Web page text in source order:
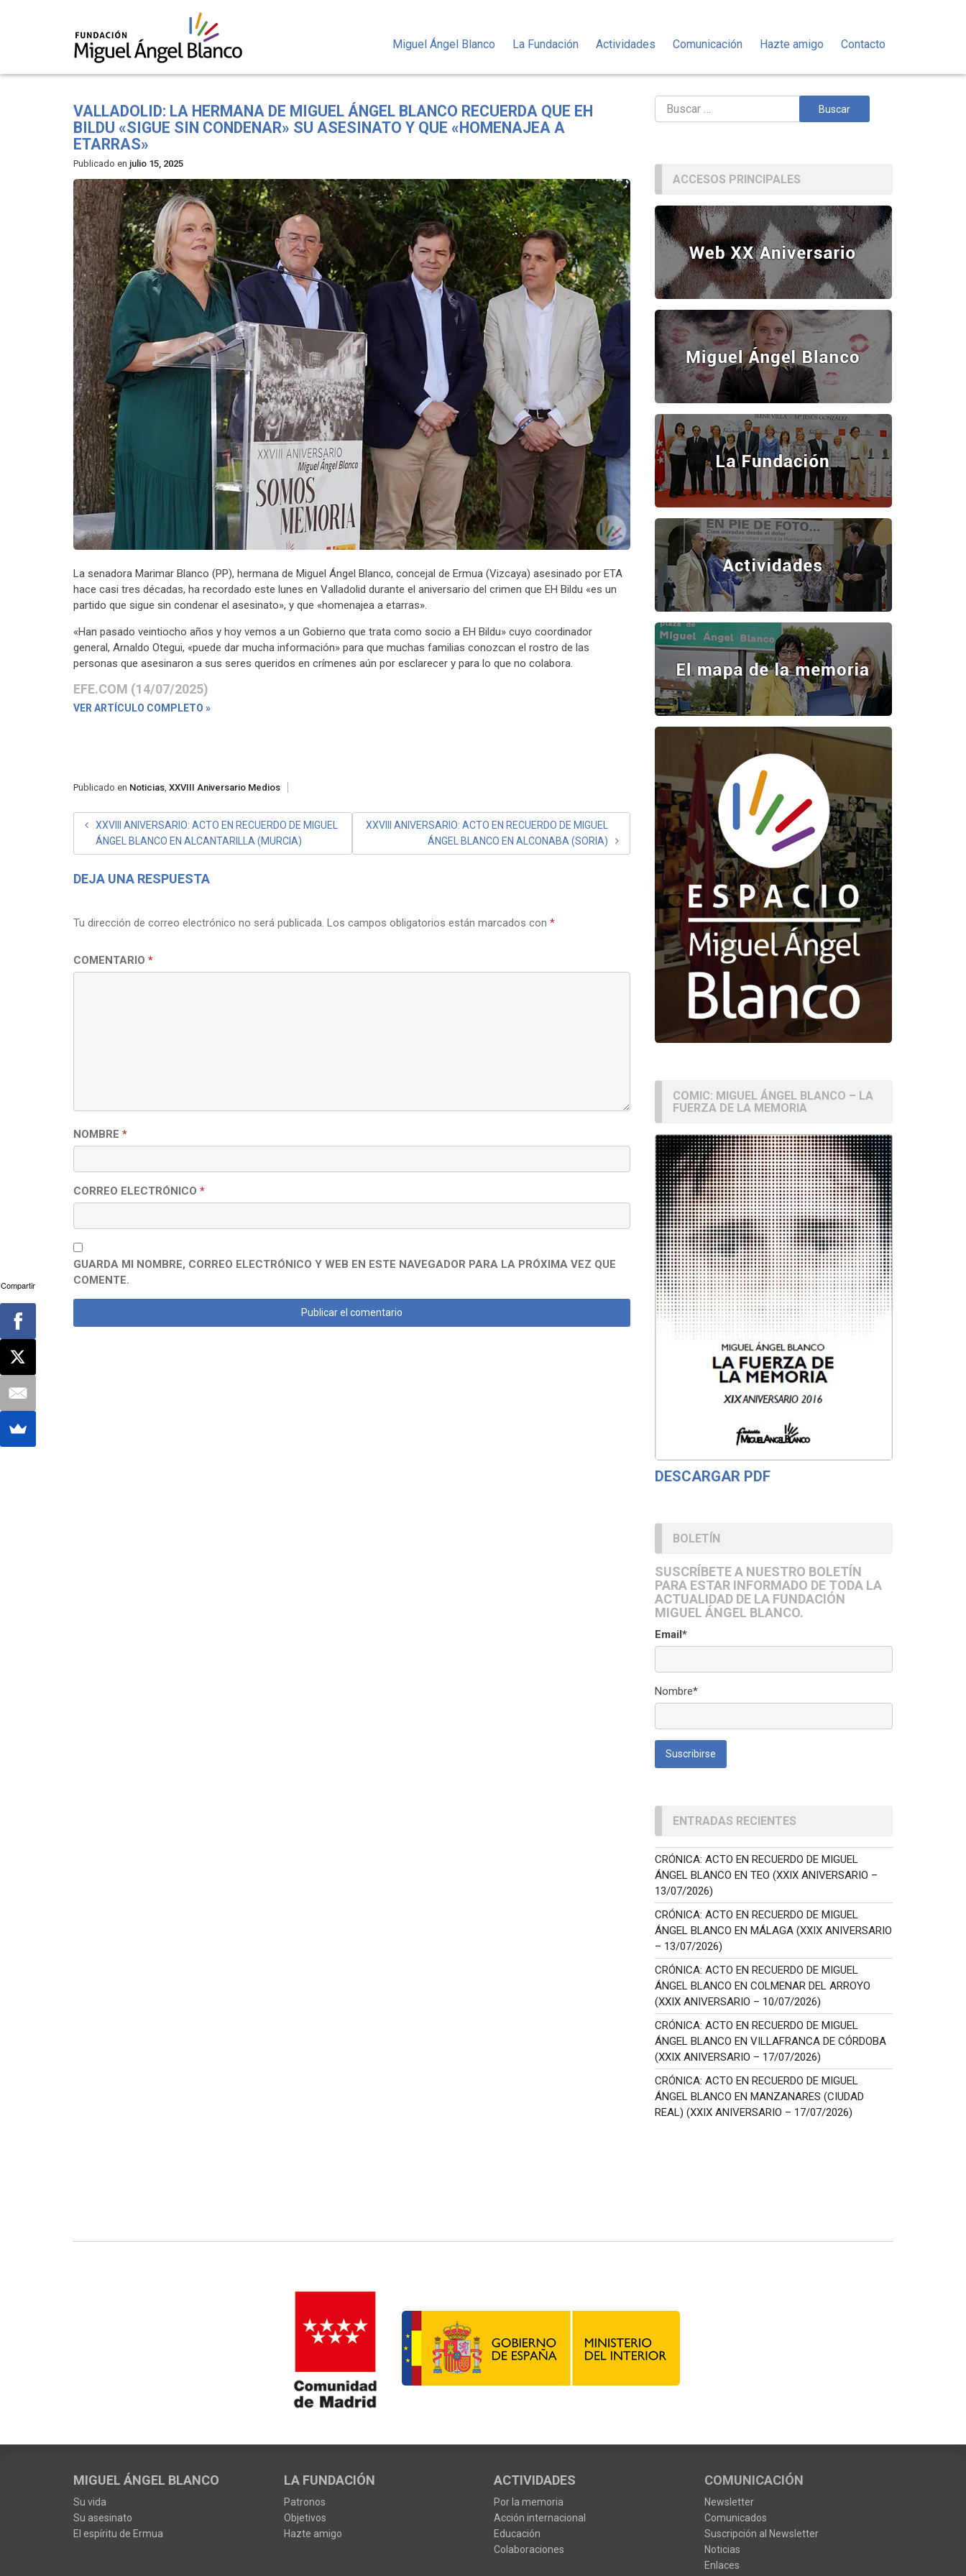
Miguel Ángel Blanco La Fundación Actividades Comunicación Hazte amigo Contacto
VALLADOLID: LA HERMANA DE MIGUEL ÁNGEL BLANCO RECUERDA QUE EH
BILDU «SIGUE SIN CONDENAR» SU ASESINATO Y QUE «HOMENAJEA A
ETARRAS»
Publicado en julio 15, 2025
La senadora Marimar Blanco (PP), hermana de Miguel Ángel Blanco, concejal de Ermua (Vizcaya) asesinado por ETA
hace casi tres décadas, ha recordado este lunes en Valladolid durante el aniversario del crimen que EH Bildu «es un
partido que sigue sin condenar el asesinato», y que «homenajea a etarras».
«Han pasado veintiocho años y hoy vemos a un Gobierno que trata como socio a EH Bildu» cuyo coordinador
general, Arnaldo Otegui, «puede dar mucha información» para que muchas familias conozcan el rostro de las
personas que asesinaron a sus seres queridos en crímenes aún por esclarecer y para lo que no colabora.
EFE.COM (14/07/2025)
VER ARTÍCULO COMPLETO »
Publicado en Noticias, XXVIII Aniversario Medios
NAVEGACIÓN
DE
ENTRADAS
XXVIII ANIVERSARIO: ACTO EN RECUERDO DE MIGUEL
ÁNGEL BLANCO EN ALCANTARILLA (MURCIA)
XXVIII ANIVERSARIO: ACTO EN RECUERDO DE MIGUEL
ÁNGEL BLANCO EN ALCONABA (SORIA)
DEJA UNA RESPUESTA
Tu dirección de correo electrónico no será publicada. Los campos obligatorios están marcados con *
COMENTARIO *
NOMBRE *
CORREO ELECTRÓNICO *
GUARDA MI NOMBRE, CORREO ELECTRÓNICO Y WEB EN ESTE NAVEGADOR PARA LA PRÓXIMA VEZ QUE
COMENTE.
Buscar:
ACCESOS PRINCIPALES
COMIC: MIGUEL ÁNGEL BLANCO – LA
FUERZA DE LA MEMORIA
DESCARGAR PDF
BOLETÍN
SUSCRÍBETE A NUESTRO BOLETÍN
PARA ESTAR INFORMADO DE TODA LA
ACTUALIDAD DE LA FUNDACIÓN
MIGUEL ÁNGEL BLANCO.
Email*
Nombre*
ENTRADAS RECIENTES
CRÓNICA: ACTO EN RECUERDO DE MIGUEL
ÁNGEL BLANCO EN TEO (XXIX ANIVERSARIO –
13/07/2026)
CRÓNICA: ACTO EN RECUERDO DE MIGUEL
ÁNGEL BLANCO EN MÁLAGA (XXIX ANIVERSARIO
– 13/07/2026)
CRÓNICA: ACTO EN RECUERDO DE MIGUEL
ÁNGEL BLANCO EN COLMENAR DEL ARROYO
(XXIX ANIVERSARIO – 10/07/2026)
CRÓNICA: ACTO EN RECUERDO DE MIGUEL
ÁNGEL BLANCO EN VILLAFRANCA DE CÓRDOBA
(XXIX ANIVERSARIO – 17/07/2026)
CRÓNICA: ACTO EN RECUERDO DE MIGUEL
ÁNGEL BLANCO EN MANZANARES (CIUDAD
REAL) (XXIX ANIVERSARIO – 17/07/2026)
MIGUEL ÁNGEL BLANCO
Su vida
Su asesinato
El espíritu de Ermua
LA FUNDACIÓN
Patronos
Objetivos
Hazte amigo
ACTIVIDADES
Por la memoria
Acción internacional
Educación
Colaboraciones
COMUNICACIÓN
Newsletter
Comunicados
Suscripción al Newsletter
Noticias
Enlaces
Compartir